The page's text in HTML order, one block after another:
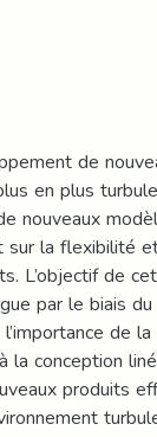
de
en plus
nouveaux
la flexibilité
L’objectif de
par le biais
de
la conception
produits